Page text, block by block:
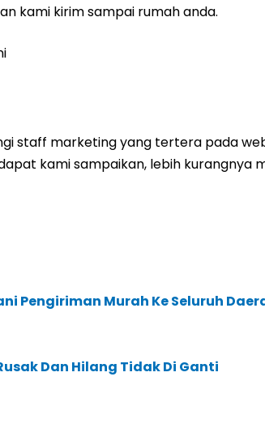
kami kirim sampai rumah anda.
staff marketing yang tertera pada
kami sampaikan, lebih kurangnya
Pengiriman Murah Ke Seluruh
Dan Hilang Tidak Di Ganti